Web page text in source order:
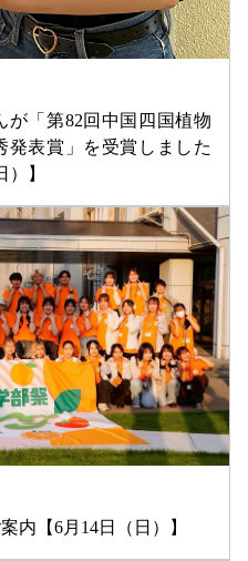
が「第82回中国四国植物
発表賞」を受賞しました
）】
内【6月14日（日）】